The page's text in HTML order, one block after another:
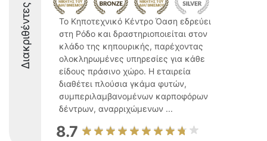
Διακριθέντες
Το Κηποτεχνικό Κέντρο Όαση εδρεύει
στη Ρόδο και δραστηριοποιείται στον
κλάδο της κηπουρικής, παρέχοντας
ολοκληρωμένες υπηρεσίες για κάθε
είδους πράσινο χώρο. Η εταιρεία
διαθέτει πλούσια γκάμα φυτών,
συμπεριλαμβανομένων καρποφόρων
δέντρων, αναρριχώμενων ...
8.7